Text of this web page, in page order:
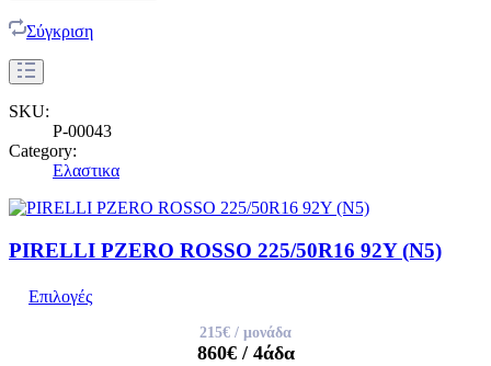
Σύγκριση
SKU:
P-00043
Category:
Ελαστικα
PIRELLI PZERO ROSSO 225/50R16 92Y (N5)
Επιλογές
215€ / μονάδα
860€/ 4άδα